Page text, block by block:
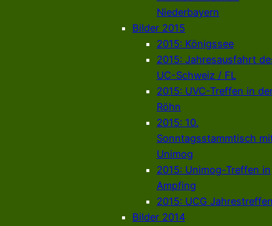
Niederbayern
Bilder 2015
2015: Königssee
2015: Jahresausfahrt
UC-Schweiz / FL
2015: UVC-Treffen in
Röhn
2015: 10.
Sonntagsstammtisch
Unimog
2015: Unimog-Treffen in
Ampfing
2015: UCG
Bilder 2014